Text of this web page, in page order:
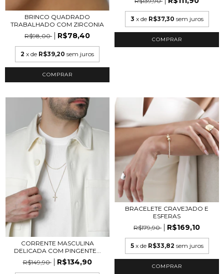
BRINCO QUADRADO
TRABALHADO COM ZIRCONIA
R$98,00
R$78,40
2 x de R$39,20 sem juros
COMPRAR
3 x de R$37,30 sem juros
COMPRAR
CORRENTE MASCULINA
DELICADA COM PINGENTE...
R$149,90
R$134,90
BRACELETE CRAVEJADO E
ESFERAS
R$179,90
R$169,10
5 x de R$33,82 sem juros
COMPRAR